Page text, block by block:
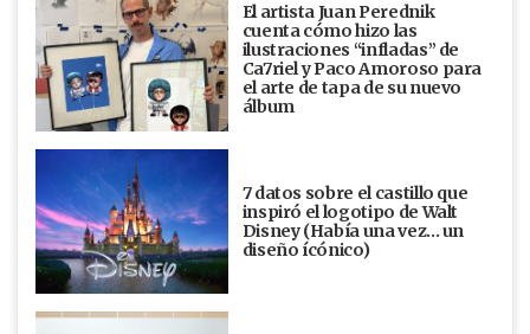
El artista Juan Perednik
cuenta cómo hizo las
ilustraciones “infladas” de
Ca7riel y Paco Amoroso para
el arte de tapa de su nuevo
álbum
7 datos sobre el castillo que
inspiró el logotipo de Walt
Disney (Había una vez... un
diseño ícónico)